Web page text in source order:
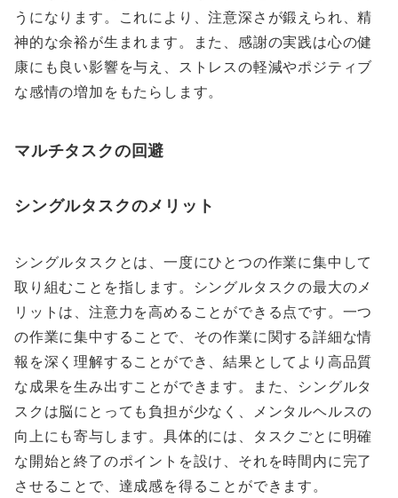
うになります。これにより、注意深さが鍛えられ、精
神的な余裕が生まれます。また、感謝の実践は心の健
康にも良い影響を与え、ストレスの軽減やポジティブ
な感情の増加をもたらします。
マルチタスクの回避
シングルタスクのメリット
シングルタスクとは、一度にひとつの作業に集中して
取り組むことを指します。シングルタスクの最大のメ
リットは、注意力を高めることができる点です。一つ
の作業に集中することで、その作業に関する詳細な情
報を深く理解することができ、結果としてより高品質
な成果を生み出すことができます。また、シングルタ
スクは脳にとっても負担が少なく、メンタルヘルスの
向上にも寄与します。具体的には、タスクごとに明確
な開始と終了のポイントを設け、それを時間内に完了
させることで、達成感を得ることができます。